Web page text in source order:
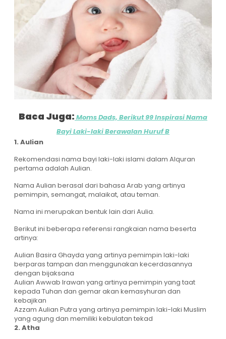
Baca Juga: Moms Dads, Berikut 99 Inspirasi Nama
Bayi Laki-laki Berawalan Huruf B
1. Aulian
Rekomendasi nama bayi laki-laki islami dalam Alquran
pertama adalah Aulian.
Nama Aulian berasal dari bahasa Arab yang artinya
pemimpin, semangat, malaikat, atau teman.
Nama ini merupakan bentuk lain dari Aulia.
Berikut ini beberapa referensi rangkaian nama beserta
artinya:
Aulian Basira Ghayda yang artinya pemimpin laki-laki
berparas tampan dan menggunakan kecerdasannya
dengan bijaksana
Aulian Awwab Irawan yang artinya pemimpin yang taat
kepada Tuhan dan gemar akan kemasyhuran dan
kebajikan
Azzam Aulian Putra yang artinya pemimpin laki-laki Muslim
yang agung dan memiliki kebulatan tekad
2. Atha